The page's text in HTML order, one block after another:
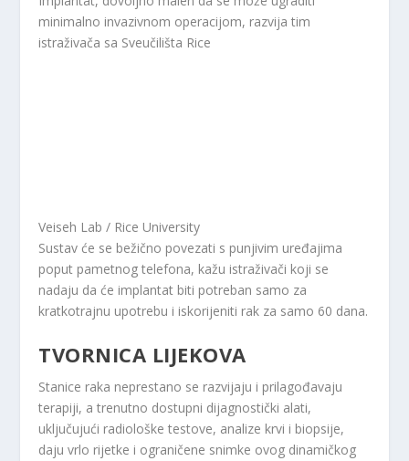
minimalno invazivnom operacijom, razvija tim
istraživača sa Sveučilišta Rice
Veiseh Lab / Rice University
Sustav će se bežično povezati s punjivim uređajima
poput pametnog telefona, kažu istraživači koji se
nadaju da će implantat biti potreban samo za
kratkotrajnu upotrebu i iskorijeniti rak za samo 60 dana.
TVORNICA LIJEKOVA
Stanice raka neprestano se razvijaju i prilagođavaju
terapiji, a trenutno dostupni dijagnostički alati,
uključujući radiološke testove, analize krvi i biopsije,
daju vrlo rijetke i ograničene snimke ovog dinamičkog